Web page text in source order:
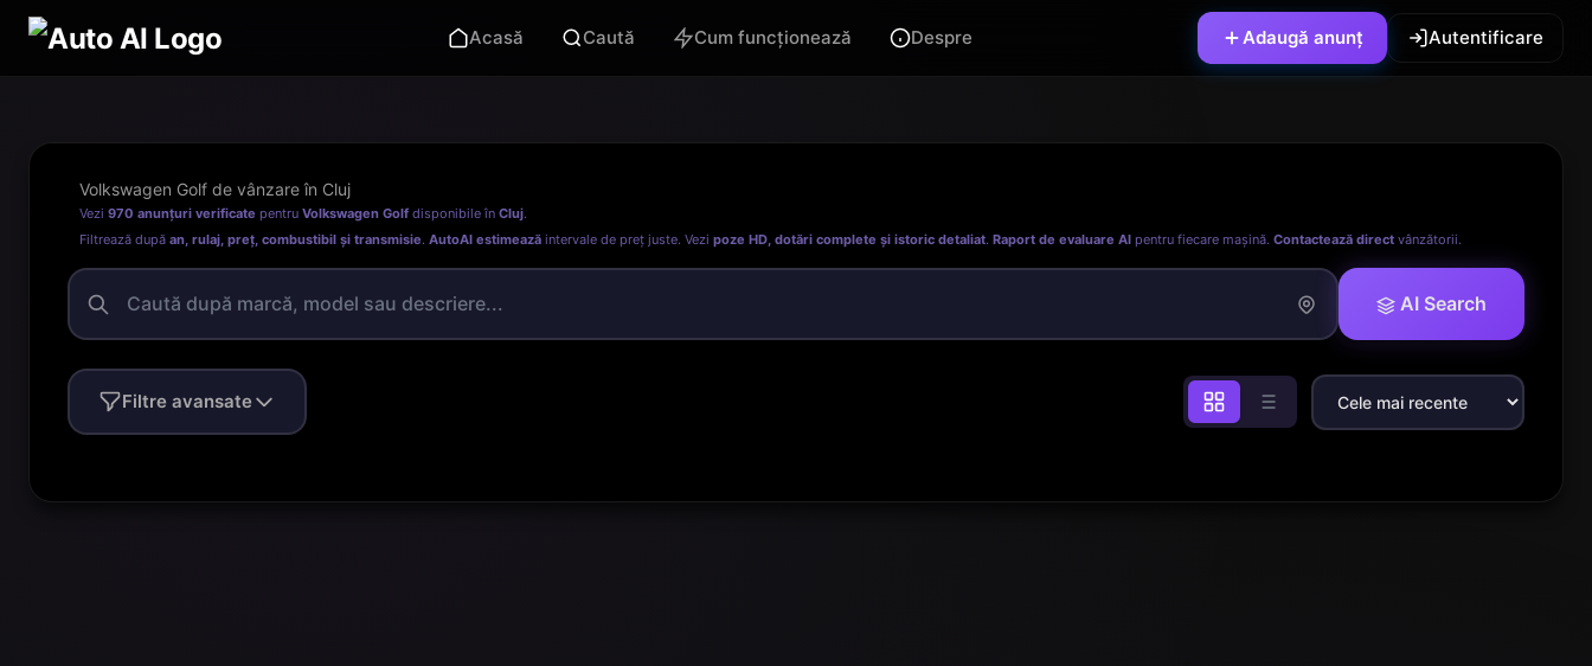
Acasă Caută Cum funcționează Despre Adaugă anunț Autentificare
Volkswagen Golf de vânzare în Cluj
Vezi 970 anunțuri verificate pentru Volkswagen Golf disponibile în Cluj.
Filtrează după an, rulaj, preț, combustibil și transmisie. AutoAI estimează intervale de preț juste. Vezi poze HD, dotări complete și istoric detaliat. Raport de evaluare AI pentru fiecare mașină. Contactează direct vânzătorii.
AI Search
Filtre avansate